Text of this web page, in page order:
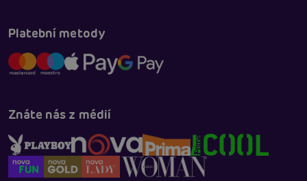
Platební metody
Znáte nás z médií